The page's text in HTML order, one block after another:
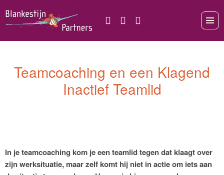
Teamcoaching en een Klagend
Inactief Teamlid
In je teamcoaching kom je een teamlid tegen dat klaagt over
zijn werksituatie, maar zelf komt hij niet in actie om iets aan